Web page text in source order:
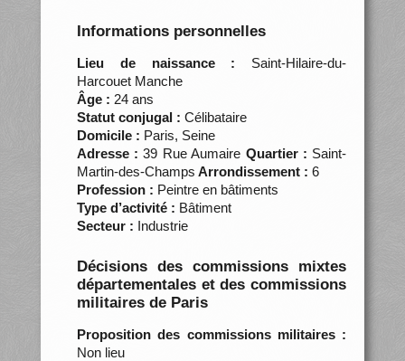
Informations personnelles
Lieu de naissance : Saint-Hilaire-du-
Harcouet Manche
Âge : 24 ans
Statut conjugal : Célibataire
Domicile : Paris, Seine
Adresse : 39 Rue Aumaire Quartier : Saint-
Martin-des-Champs Arrondissement : 6
Profession : Peintre en bâtiments
Type d’activité : Bâtiment
Secteur : Industrie
Décisions des commissions mixtes
départementales et des commissions
militaires de Paris
Proposition des commissions militaires :
Non lieu